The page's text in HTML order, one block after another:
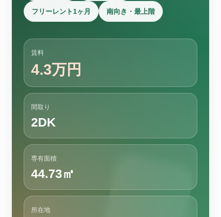
フリーレント1ヶ月 南向き・最上階
賃料
4.3万円
間取り
2DK
専有面積
44.73㎡
所在地